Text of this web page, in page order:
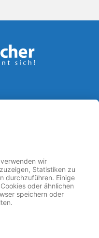
die sich gut
und den
und des Reparatur-